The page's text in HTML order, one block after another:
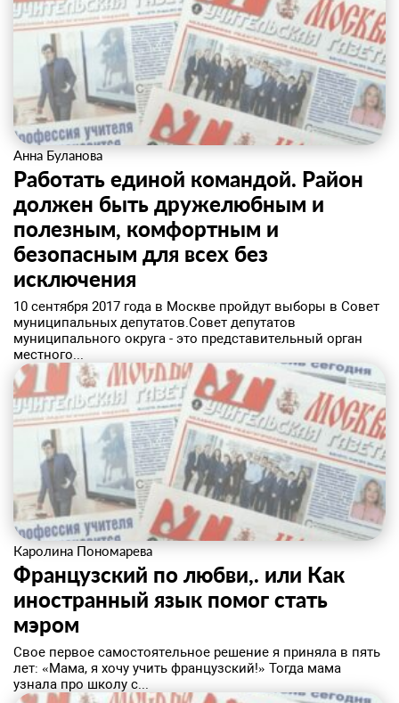
Анна Буланова
Работать единой командой. Район
должен быть дружелюбным и
полезным, комфортным и
безопасным для всех без
исключения
​10 сентября 2017 года в Москве пройдут выборы в Совет
муниципальных депутатов.Совет депутатов
муниципального округа - это представительный орган
местного...
Каролина Пономарева
​Французский по любви,. или Как
иностранный язык помог стать
мэром
Свое первое самостоятельное решение я приняла в пять
лет: «Мама, я хочу учить французский!» Тогда мама
узнала про школу с...